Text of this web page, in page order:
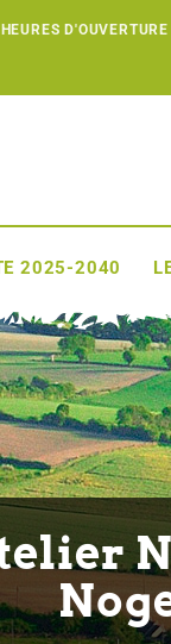
D'OUVERTURE
2025-2040